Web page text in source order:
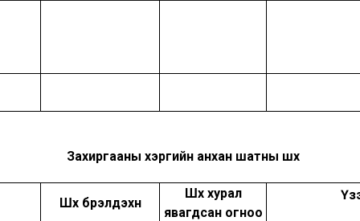
Захиргааны хэргийн анхан шатны шүүх
Шүүх бүрэлдэхүүн
Шүүх хурал
явагдсан огноо